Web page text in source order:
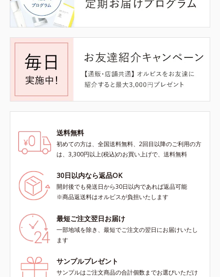
送料無料
初めての方は、全国送料無料、2回目以降のご利用の方
は、3,300円以上(税込)のお買い上げで、送料無料
30日以内なら返品OK
開封後でも発送日から30日以内であれば返品可能
※商品返送料はオルビスが負担いたします
最短ご注文翌日お届け
一部地域を除き、最短でご注文の翌日にお届けいたし
ます
サンプルプレゼント
サンプルはご注文商品の合計個数までお選びいただけ